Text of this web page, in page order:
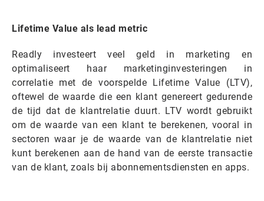
Lifetime Value als lead metric
Readly investeert veel geld in marketing en
optimaliseert haar marketinginvesteringen in
correlatie met de voorspelde Lifetime Value (LTV),
oftewel de waarde die een klant genereert gedurende
de tijd dat de klantrelatie duurt. LTV wordt gebruikt
om de waarde van een klant te berekenen, vooral in
sectoren waar je de waarde van de klantrelatie niet
kunt berekenen aan de hand van de eerste transactie
van de klant, zoals bij abonnementsdiensten en apps.